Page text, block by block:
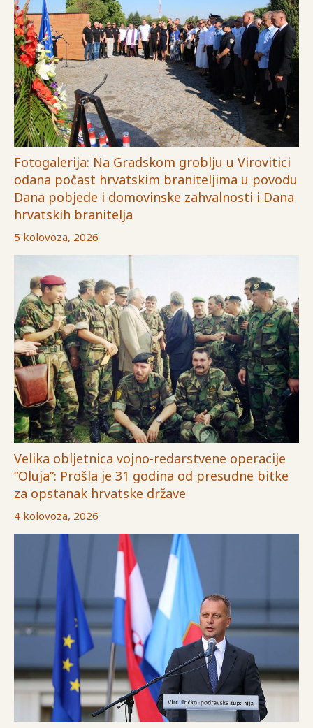
Fotogalerija: Na Gradskom groblju u Virovitici
odana počast hrvatskim braniteljima u povodu
Dana pobjede i domovinske zahvalnosti i Dana
hrvatskih branitelja
5 kolovoza, 2026
Velika obljetnica vojno-redarstvene operacije
“Oluja”: Prošla je 31 godina od presudne bitke
za opstanak hrvatske države
4 kolovoza, 2026